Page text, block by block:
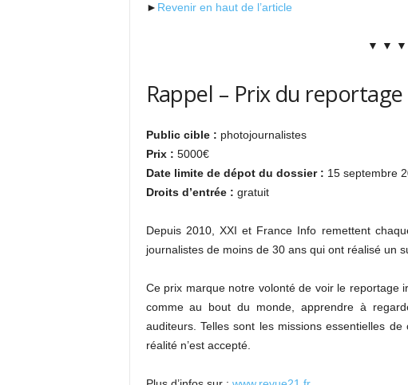
► Revenir en haut de l’article
▼ ▼
Rappel – Prix du
Public cible : photojournalistes
Prix : 5000€
Date limite de dépot du dossier : 15 septembre
Droits d’entrée : gratuit
Depuis 2010, XXI et France Info remettent
journalistes de moins de 30 ans qui ont réalisé un
Ce prix marque notre volonté de voir le reportage
comme au bout du monde, apprendre à
auditeurs. Telles sont les missions essentielles
réalité n’est accepté.